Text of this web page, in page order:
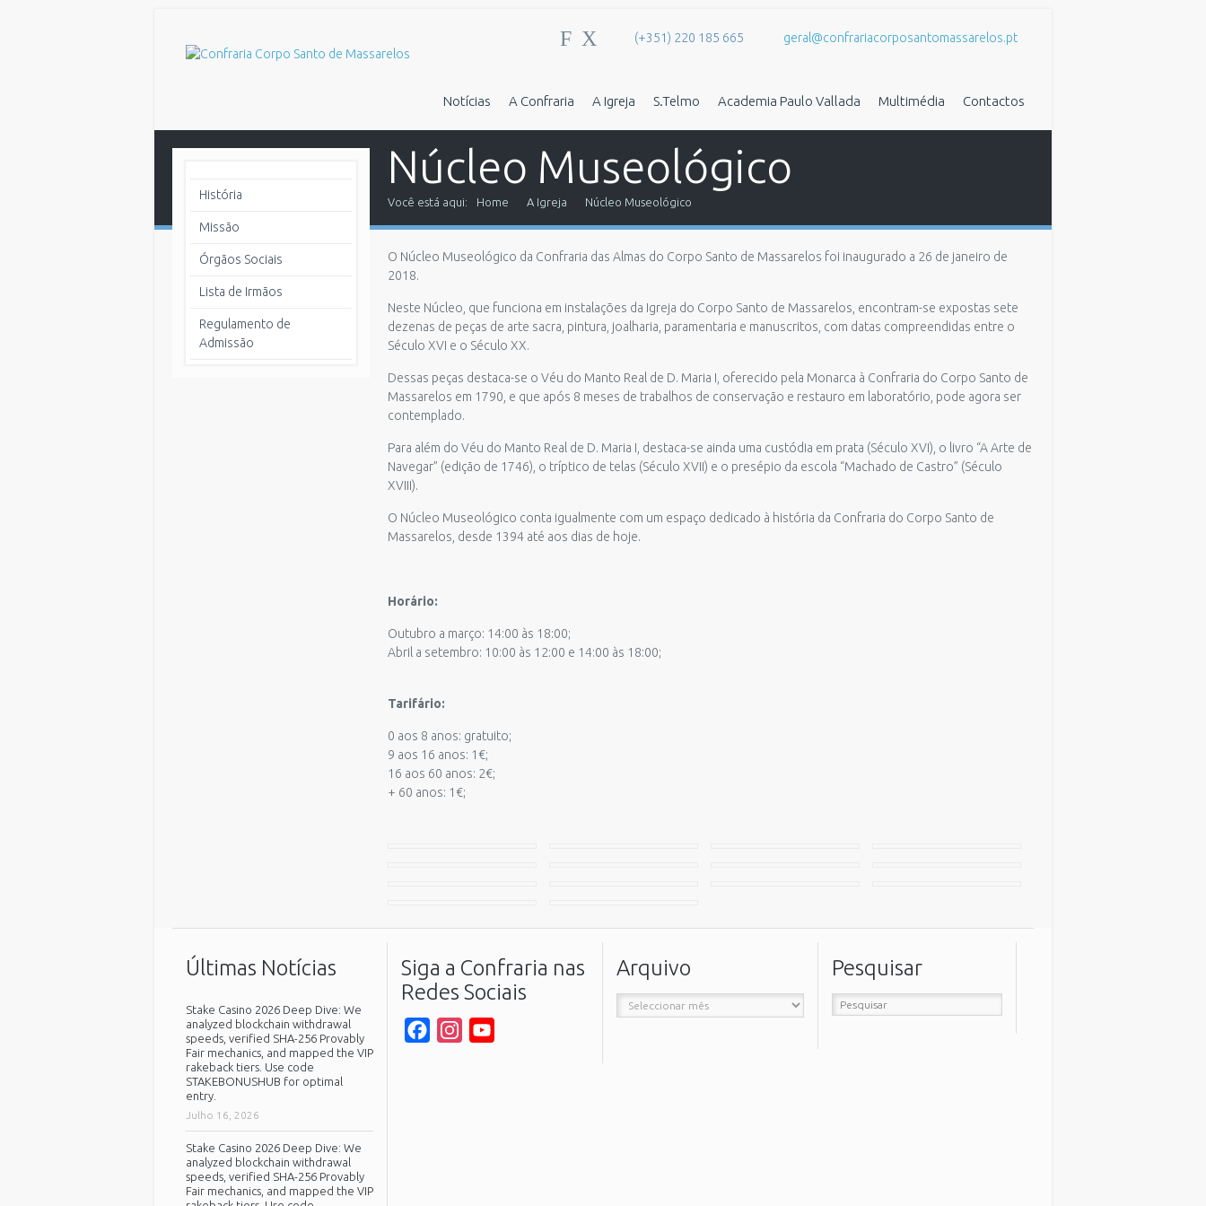
F X (+351) 220 185 665 geral@confrariacorposantomassarelos.pt
Notícias A Confraria A Igreja S.Telmo Academia Paulo Vallada Multimédia Contactos
Núcleo Museológico
Você está aqui: Home A Igreja Núcleo Museológico
O Núcleo Museológico da Confraria das Almas do Corpo Santo de Massarelos foi inaugurado a 26 de janeiro de
2018.
Neste Núcleo, que funciona em instalações da Igreja do Corpo Santo de Massarelos, encontram-se expostas sete
dezenas de peças de arte sacra, pintura, joalharia, paramentaria e manuscritos, com datas compreendidas entre o
Século XVI e o Século XX.
Dessas peças destaca-se o Véu do Manto Real de D. Maria I, oferecido pela Monarca à Confraria do Corpo Santo de
Massarelos em 1790, e que após 8 meses de trabalhos de conservação e restauro em laboratório, pode agora ser
contemplado.
Para além do Véu do Manto Real de D. Maria I, destaca-se ainda uma custódia em prata (Século XVI), o livro “A Arte de
Navegar” (edição de 1746), o tríptico de telas (Século XVII) e o presépio da escola “Machado de Castro” (Século
XVIII).
O Núcleo Museológico conta igualmente com um espaço dedicado à história da Confraria do Corpo Santo de
Massarelos, desde 1394 até aos dias de hoje.
Horário:
Outubro a março: 14:00 às 18:00;
Abril a setembro: 10:00 às 12:00 e 14:00 às 18:00;
Tarifário:
0 aos 8 anos: gratuito;
9 aos 16 anos: 1€;
16 aos 60 anos: 2€;
+ 60 anos: 1€;
História
Missão
Órgãos Sociais
Lista de Irmãos
Regulamento de
Admissão
Últimas Notícias
Stake Casino 2026 Deep Dive: We
analyzed blockchain withdrawal
speeds, verified SHA-256 Provably
Fair mechanics, and mapped the VIP
rakeback tiers. Use code
STAKEBONUSHUB for optimal
entry.
Julho 16, 2026
Stake Casino 2026 Deep Dive: We
analyzed blockchain withdrawal
speeds, verified SHA-256 Provably
Fair mechanics, and mapped the VIP
Siga a Confraria nas
Redes Sociais
FacebookInstagram
Arquivo
Arquivo
Pesquisar